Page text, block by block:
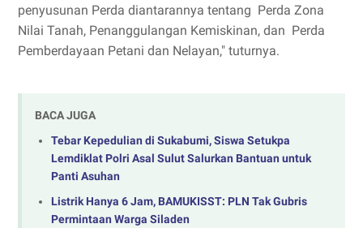
penyusunan Perda diantarannya tentang Perda Zona
Nilai Tanah, Penanggulangan Kemiskinan, dan Perda
Pemberdayaan Petani dan Nelayan," tuturnya.
BACA JUGA
Tebar Kepedulian di Sukabumi, Siswa Setukpa
Lemdiklat Polri Asal Sulut Salurkan Bantuan untuk
Panti Asuhan
Listrik Hanya 6 Jam, BAMUKISST: PLN Tak Gubris
Permintaan Warga Siladen